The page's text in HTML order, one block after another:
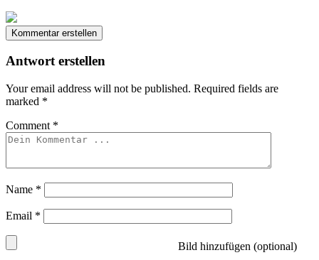
Kommentar erstellen
Antwort erstellen
Your email address will not be published. Required fields are
marked *
Comment *
Name *
Email *
Bild hinzufügen (optional)